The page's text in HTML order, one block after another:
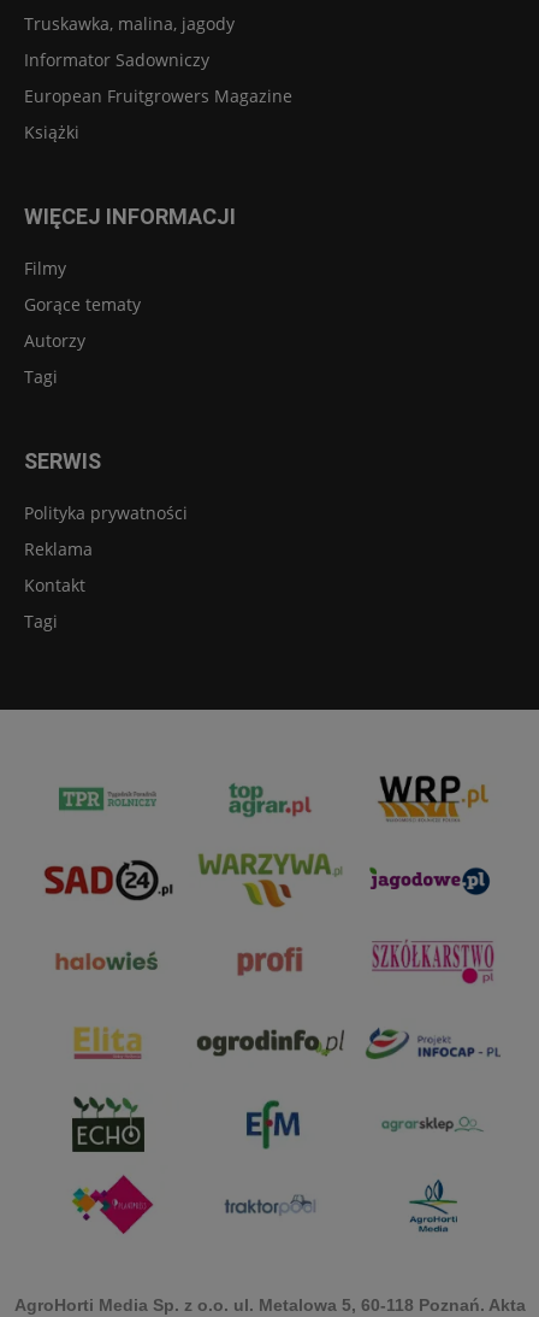
Truskawka, malina, jagody
Informator Sadowniczy
European Fruitgrowers Magazine
Książki
WIĘCEJ INFORMACJI
Filmy
Gorące tematy
Autorzy
Tagi
SERWIS
Polityka prywatności
Reklama
Kontakt
Tagi
AgroHorti Media Sp. z o.o. ul. Metalowa 5, 60-118 Poznań. Akta